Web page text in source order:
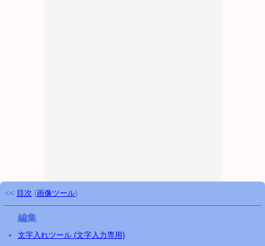
<< 目次 (画像ツール)
編集
文字入れツール (文字入力専用)